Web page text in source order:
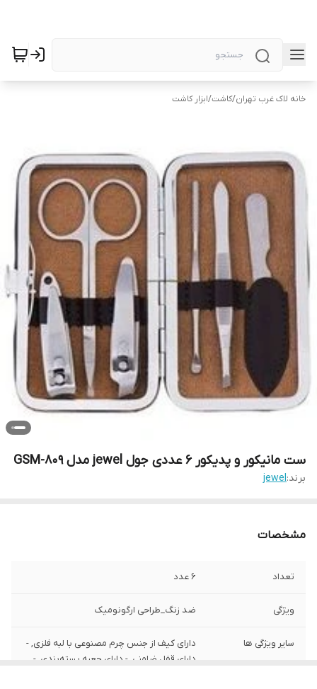
خانه لاک غرب تهران/کاشت/ابزار کاشت
ست مانیکور و پدیکور 6 عددی جول jewel مدل GSM-809
برند:jewel
مشخصات
تعداد 6 عدد
ویژگی ضد زنگ_طراحی ارگونومیک
سایر ویژگی ها
دارای کیف از جنس چرم مصنوعی با لبه فلزی, -
دارای قفل ضامنی, - دارای جعبه بسته‌بندی, -